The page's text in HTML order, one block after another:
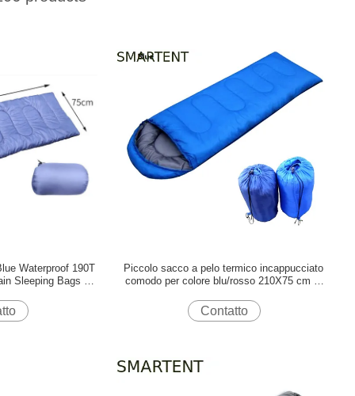
Waterproof 190T
Sleeping Bags per
Piccolo sacco a pelo termico incappucciato
comodo per colore blu/rosso 210X75 cm di
Contatto